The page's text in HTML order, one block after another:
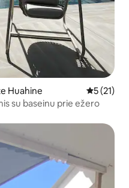
Huahine Vidutinis
5 (21)
su baseinu prie ežero